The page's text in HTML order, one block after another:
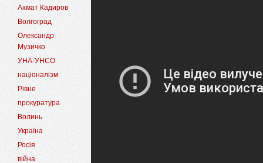
Ахмат Кадиров
Волгоград
Олександр
Музичко
УНА-УНСО
націоналізм
Рівне
прокуратура
Волинь
Україна
Росія
війна